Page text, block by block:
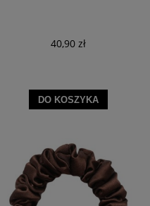
40,90 zł
DO KOSZYKA